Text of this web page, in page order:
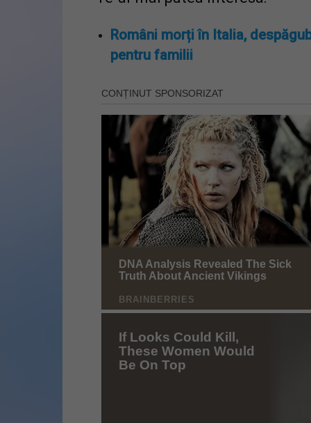
Români morți în Italia,
pentru familii